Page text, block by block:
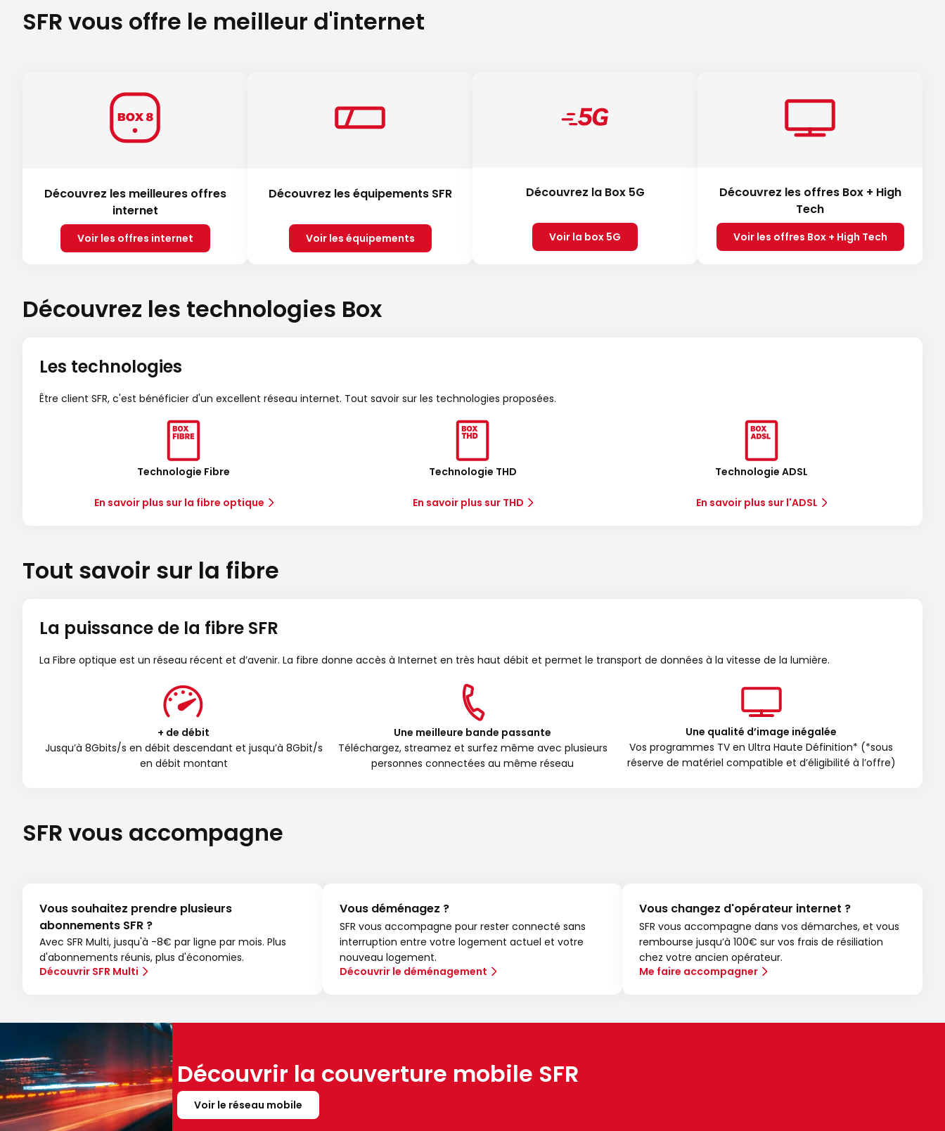
SFR vous offre le meilleur d'internet
Découvrez les meilleures offres
internet
Voir les offres internet
Découvrez les équipements SFR
Voir les équipements
Découvrez la Box 5G
Voir la box 5G
Découvrez les offres Box + High
Tech
Voir les offres Box + High Tech
Découvrez les technologies Box
Les technologies
Être client SFR, c'est bénéficier d'un excellent réseau internet. Tout savoir sur les technologies proposées.
Technologie Fibre
En savoir plus sur la fibre optique
Technologie THD
En savoir plus sur THD
Technologie ADSL
En savoir plus sur l'ADSL
Tout savoir sur la fibre
La puissance de la fibre SFR
La Fibre optique est un réseau récent et d’avenir. La fibre donne accès à Internet en très haut débit et permet le transport de données à la vitesse de la lumière.
+ de débit
Jusqu’à 8Gbits/s en débit descendant et jusqu’à 8Gbit/s
en débit montant
Une meilleure bande passante
Téléchargez, streamez et surfez même avec plusieurs
personnes connectées au même réseau
Une qualité d’image inégalée
Vos programmes TV en Ultra Haute Définition* (*sous
réserve de matériel compatible et d’éligibilité à l’offre)
SFR vous accompagne
Vous souhaitez prendre plusieurs
abonnements SFR ?
Avec SFR Multi, jusqu'à -8€ par ligne par mois. Plus
d'abonnements réunis, plus d'économies.
Découvrir SFR Multi
Vous déménagez ?
SFR vous accompagne pour rester connecté sans
interruption entre votre logement actuel et votre
nouveau logement.
Découvrir le déménagement
Vous changez d'opérateur internet ?
SFR vous accompagne dans vos démarches, et vous
rembourse jusqu’à 100€ sur vos frais de résiliation
chez votre ancien opérateur.
Me faire accompagner
Découvrir la couverture mobile SFR
Voir le réseau mobile